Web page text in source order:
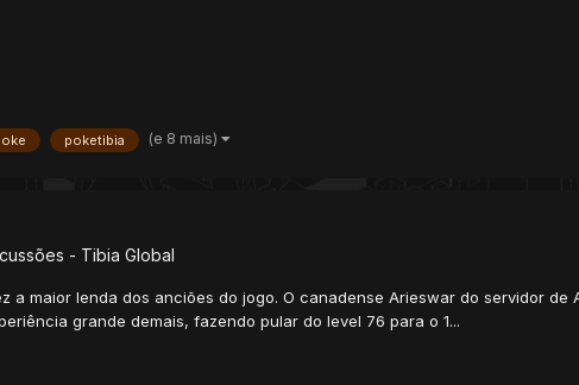
poketibia (e 8 mais)
- Tibia Global
a maior lenda dos anciões do jogo. O canadense Arieswar do servidor
grande demais, fazendo pular do level 76 para o 1...